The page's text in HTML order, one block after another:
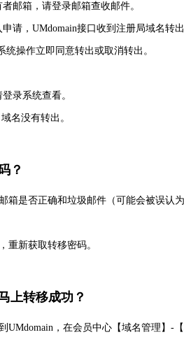
邮箱，请登录邮箱查收邮件。
请，UMdomain接口收到注册局域名
操作立即同意转出或取消转出。
录系统查看。
名没有转出。
？
箱是否正确和垃圾邮件（可能会被误认
重新获取转移密码。
上转移成功？
，在会员中心【域名管理】-